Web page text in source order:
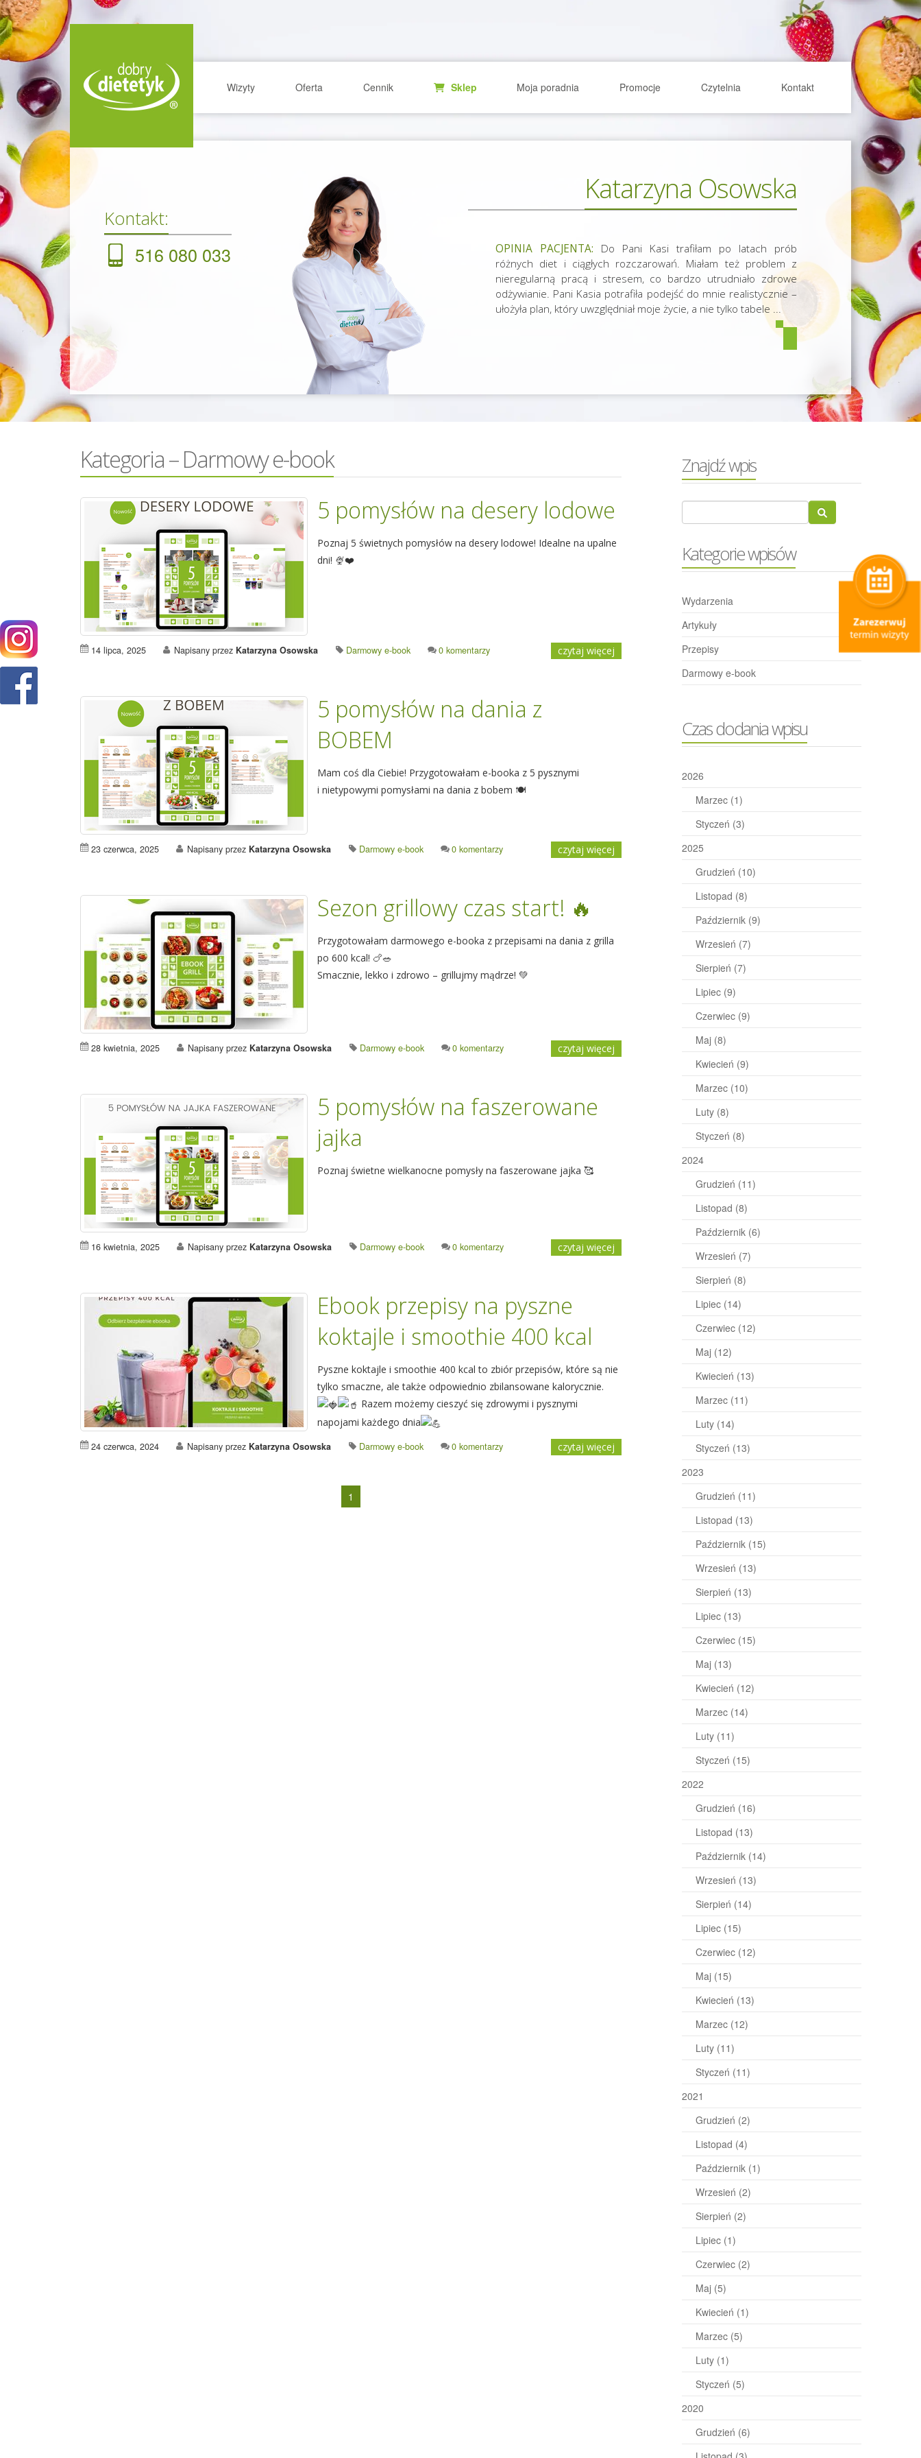
Wizyty Oferta Cennik Sklep Moja poradnia Promocje Czytelnia Kontakt
Kontakt:
516 080 033
Katarzyna Osowska
OPINIA PACJENTA: Do Pani Kasi trafiłam po latach prób
różnych diet i ciągłych rozczarowań. Miałam też problem z
nieregularną pracą i stresem, co bardzo utrudniało zdrowe
odżywianie. Pani Kasia potrafiła podejść do mnie realistycznie –
ułożyła plan, który uwzględniał moje życie, a nie tylko tabele ...
Kategoria – Darmowy e-book
5 pomysłów na desery lodowe
Poznaj 5 świetnych pomysłów na desery lodowe! Idealne na upalne
dni! 🍨❤️
14 lipca, 2025 Napisany przez Katarzyna Osowska Darmowy e-book 0 komentarzy czytaj więcej
5 pomysłów na dania z
BOBEM
Mam coś dla Ciebie! Przygotowałam e-booka z 5 pysznymi
i nietypowymi pomysłami na dania z bobem 🍽️
23 czerwca, 2025 Napisany przez Katarzyna Osowska Darmowy e-book 0 komentarzy czytaj więcej
Sezon grillowy czas start! 🔥
Przygotowałam darmowego e-booka z przepisami na dania z grilla
po 600 kcal! 🍗🥗
Smacznie, lekko i zdrowo – grillujmy mądrze! 💚
28 kwietnia, 2025 Napisany przez Katarzyna Osowska Darmowy e-book 0 komentarzy czytaj więcej
5 pomysłów na faszerowane
jajka
Poznaj świetne wielkanocne pomysły na faszerowane jajka 🥰
16 kwietnia, 2025 Napisany przez Katarzyna Osowska Darmowy e-book 0 komentarzy czytaj więcej
Ebook przepisy na pyszne
koktajle i smoothie 400 kcal
Pyszne koktajle i smoothie 400 kcal to zbiór przepisów, które są nie
tylko smaczne, ale także odpowiednio zbilansowane kalorycznie.
Razem możemy cieszyć się zdrowymi i pysznymi
napojami każdego dnia
24 czerwca, 2024 Napisany przez Katarzyna Osowska Darmowy e-book 0 komentarzy czytaj więcej
1
Znajdź wpis
Kategorie wpisów
Wydarzenia
Artykuły
Przepisy
Darmowy e-book
Czas dodania wpisu
2026
Marzec (1)
Styczeń (3)
2025
Grudzień (10)
Listopad (8)
Październik (9)
Wrzesień (7)
Sierpień (7)
Lipiec (9)
Czerwiec (9)
Maj (8)
Kwiecień (9)
Marzec (10)
Luty (8)
Styczeń (8)
2024
Grudzień (11)
Listopad (8)
Październik (6)
Wrzesień (7)
Sierpień (8)
Lipiec (14)
Czerwiec (12)
Maj (12)
Kwiecień (13)
Marzec (11)
Luty (14)
Styczeń (13)
2023
Grudzień (11)
Listopad (13)
Październik (15)
Wrzesień (13)
Sierpień (13)
Lipiec (13)
Czerwiec (15)
Maj (13)
Kwiecień (12)
Marzec (14)
Luty (11)
Styczeń (15)
2022
Grudzień (16)
Listopad (13)
Październik (14)
Wrzesień (13)
Sierpień (14)
Lipiec (15)
Czerwiec (12)
Maj (15)
Kwiecień (13)
Marzec (12)
Luty (11)
Styczeń (11)
2021
Grudzień (2)
Listopad (4)
Październik (1)
Wrzesień (2)
Sierpień (2)
Lipiec (1)
Czerwiec (2)
Maj (5)
Kwiecień (1)
Marzec (5)
Luty (1)
Styczeń (5)
2020
Grudzień (6)